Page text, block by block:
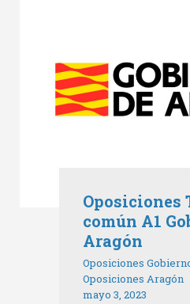
Oposiciones
común A1
Aragón
Oposiciones
Oposiciones Aragón
mayo 3, 2023